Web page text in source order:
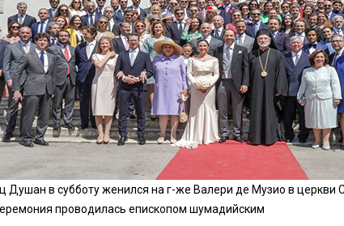
Душан в субботу женился на г-же Валери де Музио в церкви
проводилась епископом шумадийским